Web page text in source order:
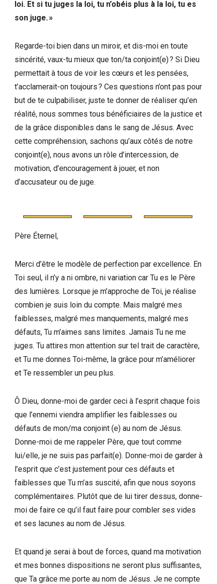
loi. Et si tu juges la loi, tu n’obéis plus à la loi, tu es
son juge. »
Regarde-toi bien dans un miroir, et dis-moi en toute
sincérité, vaux-tu mieux que ton/ta conjoint(e) ? Si Dieu
permettait à tous de voir les cœurs et les pensées,
t’acclamerait-on toujours ? Ces questions n’ont pas pour
but de te culpabiliser, juste te donner de réaliser qu’en
réalité, nous sommes tous bénéficiaires de la justice et
de la grâce disponibles dans le sang de Jésus. Avec
cette compréhension, sachons qu’aux côtés de notre
conjoint(e), nous avons un rôle d’intercession, de
motivation, d’encouragement à jouer, et non
d’accusateur ou de juge.
Père Éternel,
Merci d’être le modèle de perfection par excellence. En
Toi seul, il n’y a ni ombre, ni variation car Tu es le Père
des lumières. Lorsque je m’approche de Toi, je réalise
combien je suis loin du compte. Mais malgré mes
faiblesses, malgré mes manquements, malgré mes
défauts, Tu m’aimes sans limites. Jamais Tu ne me
juges. Tu attires mon attention sur tel trait de caractère,
et Tu me donnes Toi-même, la grâce pour m’améliorer
et Te ressembler un peu plus.
Ô Dieu, donne-moi de garder ceci à l’esprit chaque fois
que l’ennemi viendra amplifier les faiblesses ou
défauts de mon/ma conjoint (e) au nom de Jésus.
Donne-moi de me rappeler Père, que tout comme
lui/elle, je ne suis pas parfait(e). Donne-moi de garder à
l’esprit que c’est justement pour ces défauts et
faiblesses que Tu m’as suscité, afin que nous soyons
complémentaires. Plutôt que de lui tirer dessus, donne-
moi de faire ce qu’il faut faire pour combler ses vides
et ses lacunes au nom de Jésus.
Et quand je serai à bout de forces, quand ma motivation
et mes bonnes dispositions ne seront plus suffisantes,
que Ta grâce me porte au nom de Jésus. Je ne compte